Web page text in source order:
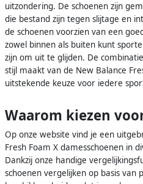
uitzondering. De schoenen zijn
die bestand zijn tegen slijtage en
de schoenen voorzien van een
zowel binnen als buiten kunt
zijn om uit te glijden. De
stijl maakt van de New Balance
uitstekende keuze voor iedere
Waarom kiezen
Op onze website vind je een
Fresh Foam X damesschoenen in
Dankzij onze handige
schoenen vergelijken op basis van